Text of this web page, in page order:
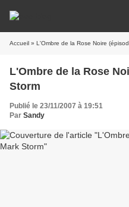
Accueil » L'Ombre de la Rose Noire
L'Ombre de la Rose
Storm
Publié le 23/11/2007 à 19:51
Par Sandy